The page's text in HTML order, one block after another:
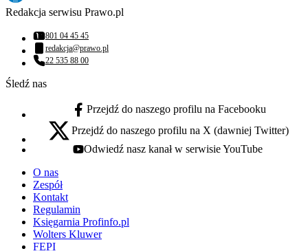
Redakcja serwisu Prawo.pl
Numer telefonu:
801 04 45 45
Adres email:
redakcja@prawo.pl
Numer telefonu:
22 535 88 00
Śledź nas
facebook - otwiera się w nowej karcie
Przejdź do naszego profilu na Facebooku
x - otwiera się w nowej karcie
Przejdź do naszego profilu na X (dawniej Twitter)
youtube - otwiera się w nowej karcie
Odwiedź nasz kanał w serwisie YouTube
O nas
Zespół
Kontakt
Regulamin
Księgarnia Profinfo.pl
Wolters Kluwer
FEPI